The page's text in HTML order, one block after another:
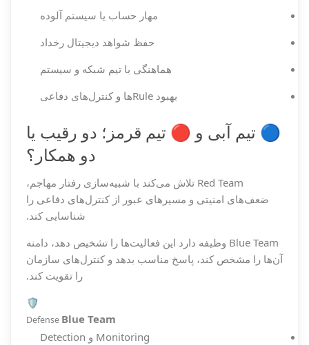
مهار حساب یا سیستم آلوده
حفظ شواهد دیجیتال رخداد
هماهنگی با تیم شبکه و سیستم
بهبود Ruleها و کنترل‌های دفاعی
🔵 تیم آبی و 🔴 تیم قرمز؛ دو رقیب یا
دو همکار؟
Red Team تلاش می‌کند با شبیه‌سازی رفتار مهاجم،
ضعف‌های امنیتی و مسیرهای عبور از کنترل‌های دفاعی را
شناسایی کند.
Blue Team وظیفه دارد این فعالیت‌ها را تشخیص دهد، دامنه
آن‌ها را مشخص کند، پاسخ مناسب بدهد و کنترل‌های سازمان
را تقویت کند.
🛡️
Defense Blue Team
Monitoring و Detection